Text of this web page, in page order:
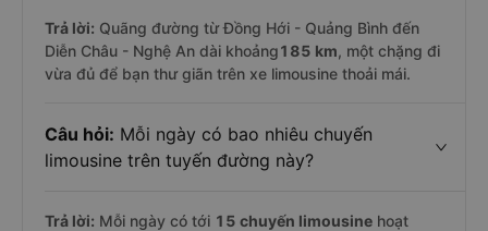
Trả lời: Quãng đường từ Đồng Hới - Quảng Bình đến
Diễn Châu - Nghệ An dài khoảng185 km, một chặng đi
vừa đủ để bạn thư giãn trên xe limousine thoải mái.
Câu hỏi: Mỗi ngày có bao nhiêu chuyến
limousine trên tuyến đường này?
Trả lời: Mỗi ngày có tới 15 chuyến limousine hoạt